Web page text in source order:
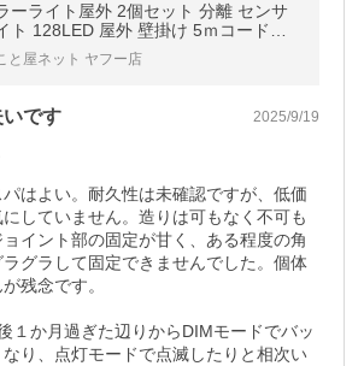
ーライト屋外 2個セット 分離 センサ
ト 128LED 屋外 壁掛け 5ｍコード付
光充電 モーションセンサー 玄関 駐車
庭 ガーデン BUNBUN
と屋ネット ヤフー店
です 2025/9/19
はよい。耐久性は未確認ですが、低価
していません。造りは可もなく不可も
イント部の固定が甘く、ある程度の角
グラして固定できませんでした。個体
残念です。
１か月過ぎた辺りからDIMモードでバッ
り、点灯モードで点滅したりと相次い